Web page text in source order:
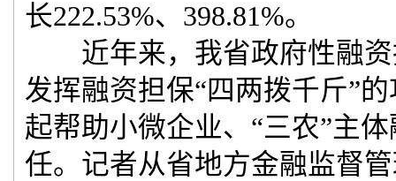
长222.53%、398.81%。
近年来，我省政府性融资
发挥融资担保“四两拨千斤”
起帮助小微企业、“三农”主
任。记者从省地方金融监督